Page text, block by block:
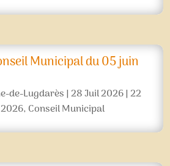
Municipal du 05 juin
de-Lugdarès|28 Juil 2026|22
, Conseil Municipal